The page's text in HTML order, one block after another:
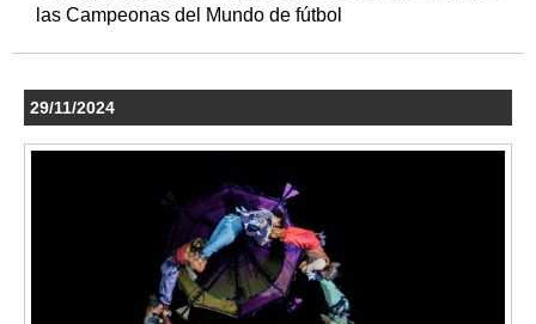
las Campeonas del Mundo de fútbol
29/11/2024